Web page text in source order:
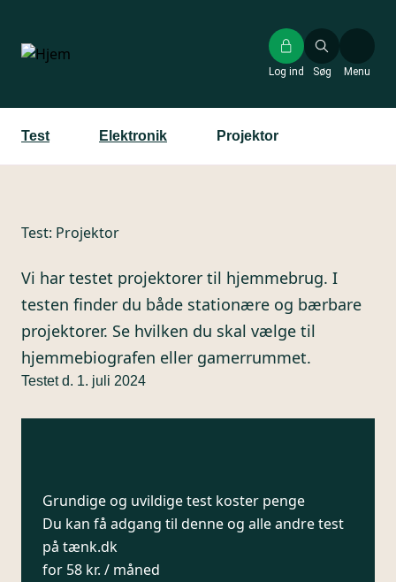
hovedindhold
Søg
Log ind Menu
Test Elektronik Projektor
Test: Projektor
Vi har testet projektorer til hjemmebrug. I
testen finder du både stationære og bærbare
projektorer. Se hvilken du skal vælge til
hjemmebiografen eller gamerrummet.
Testet d. 1. juli 2024
Grundige og uvildige test koster penge
Du kan få adgang til denne og alle andre test
på tænk.dk
for 58 kr. / måned